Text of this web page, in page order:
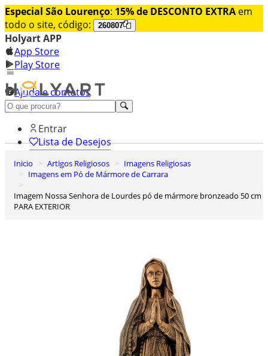
Especial São Lourenço: 15% de DESCONTO EXTRA em
todo o site, código:
260807
Holyart APP
App Store
Play Store
Ajuda e contatos
Conheça premium
Entrar
Lista de Desejos
0
Carrinho de Compras
Inicio Artigos Religiosos
Imagens Religiosas
Imagens em Pó de Mármore de Carrara
Imagem Nossa Senhora de Lourdes pó de mármore bronzeado 50 cm
PARA EXTERIOR